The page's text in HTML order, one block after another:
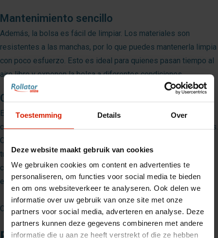
Toestemming Details Over
Deze website maakt gebruik van cookies
We gebruiken cookies om content en advertenties te
personaliseren, om functies voor social media te bieden
en om ons websiteverkeer te analyseren. Ook delen we
informatie over uw gebruik van onze site met onze
partners voor social media, adverteren en analyse. Deze
partners kunnen deze gegevens combineren met andere
informatie die u aan ze heeft verstrekt of die ze hebben
Mantenimiento sencillo
Además, la bolsa es fácil de limpiar. Los materiales son
resistentes a las manchas, por lo que puedes mantenerla limpia
con poco esfuerzo. Esto es ideal para quienes pasan tiempo al
aire libre y exponen la bolsa a diferentes condiciones.
Conclusión: práctica y estilosa
En resumen, el bolso Max para silla de ruedas es el
complemento perfecto para cualquier usuario de silla de ruedas.
Con su práctico almacenamiento, durabilidad y estilo, hace que
tu vida diaria sea más fácil y agradable. Ya sea para hacer
compras, pasear o visitar amigos, con la bolsa Max, siempre
estarás listo.
Código artículo: MMAX740031